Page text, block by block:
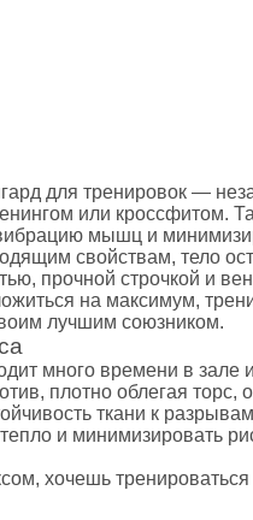
одежда
для тренировок —
или кроссфитом.
мышц и
свойствам, тело
прочной строчкой и
на максимум,
лучшим союзником.
много времени в зале
плотно облегая
ткани к
тепло и минимизировать
хочешь